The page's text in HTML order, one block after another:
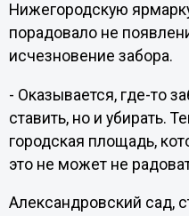
Нижегородскую
порадовало не
исчезновение забора.
- Оказывается, где-то
ставить, но и убирать.
городская площадь,
это не может не
Александровский сад,